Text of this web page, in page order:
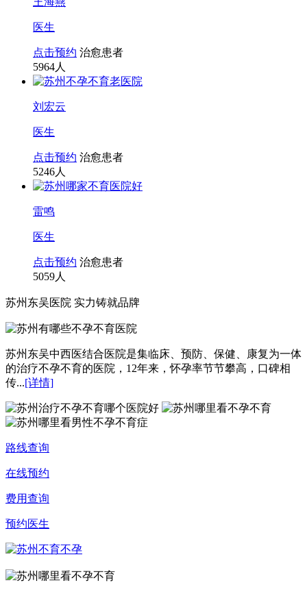
医生
点击预约 治愈患者
5964人
刘宏云
医生
点击预约 治愈患者
5246人
雷鸣
医生
点击预约 治愈患者
5059人
苏州东吴医院 实力铸就品牌
苏州东吴中西医结合医院是集临床、预防、保健、康复为一体
的治疗不孕不育的医院，12年来，怀孕率节节攀高，口碑相
传...[详情]
路线查询
在线预约
费用查询
预约医生